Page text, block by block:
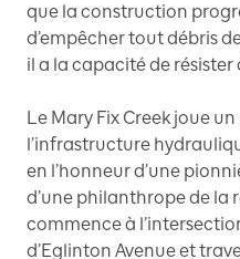
que la construction
d’empêcher tout débris
il a la capacité de
Le Mary Fix Creek joue
l’infrastructure
en l’honneur d’une
d’une philanthrope de la
commence à
d’Eglinton Avenue et